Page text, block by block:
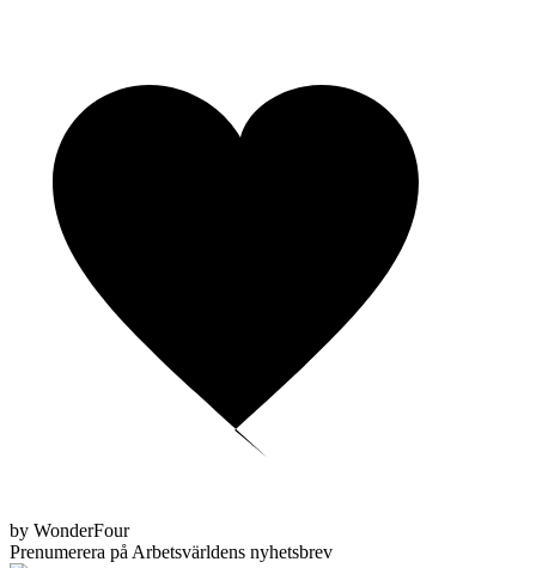
by WonderFour
Prenumerera på Arbetsvärldens nyhetsbrev